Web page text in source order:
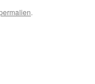
.